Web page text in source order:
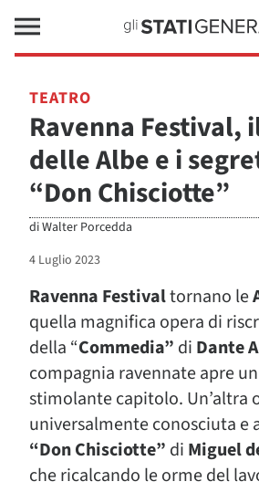
TEATRO
Ravenna Festival,
delle Albe e i
“Don Chisciotte”
diWalter Porcedda
4 Luglio 2023
Ravenna Festivaltornano le
quella magnifica opera di
della “Commedia” di Dante
compagnia ravennate apre
stimolante capitolo. Un’altra
universalmente conosciuta e
“Don Chisciotte” di Miguel
che ricalcando le orme del